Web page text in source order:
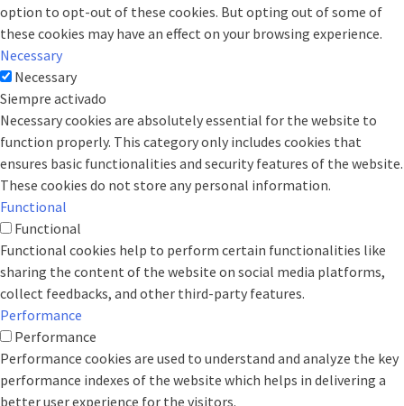
option to opt-out of these cookies. But opting out of some of
these cookies may have an effect on your browsing experience.
Necessary
Necessary
Siempre activado
Necessary cookies are absolutely essential for the website to
function properly. This category only includes cookies that
ensures basic functionalities and security features of the website.
These cookies do not store any personal information.
Functional
Functional
Functional cookies help to perform certain functionalities like
sharing the content of the website on social media platforms,
collect feedbacks, and other third-party features.
Performance
Performance
Performance cookies are used to understand and analyze the key
performance indexes of the website which helps in delivering a
better user experience for the visitors.